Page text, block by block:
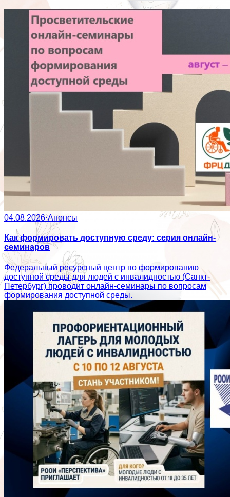
04.08.2026·Анонсы
Как формировать доступную среду: серия онлайн-
семинаров
Федеральный ресурсный центр по формированию
доступной среды для людей с инвалидностью (Санкт-
Петербург) проводит онлайн-семинары по вопросам
формирования доступной среды.